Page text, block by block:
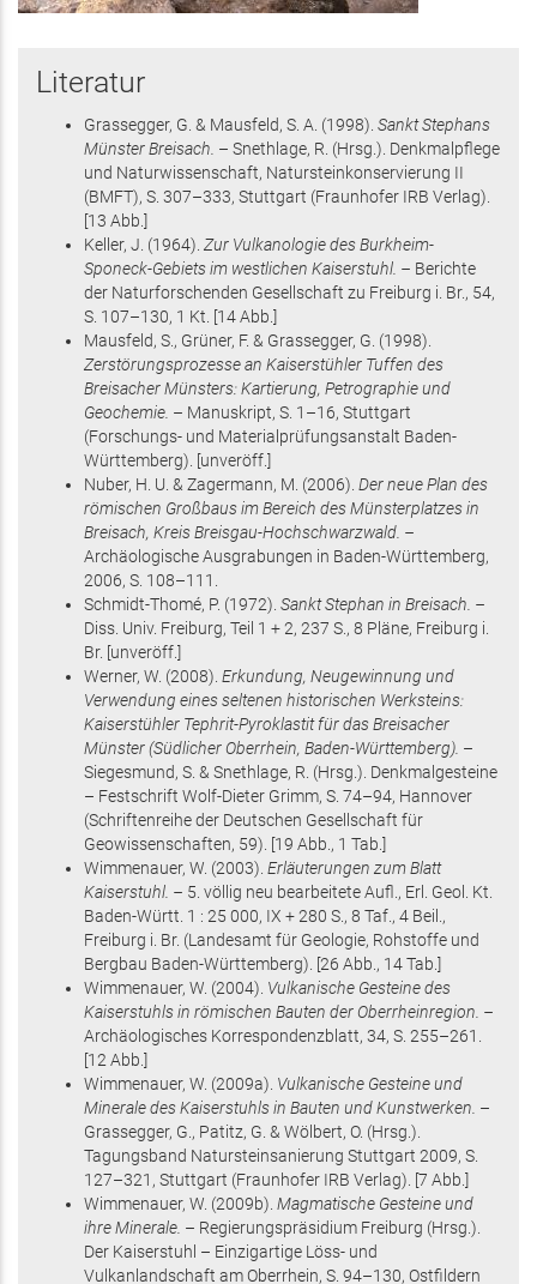
Literatur
Grassegger, G. & Mausfeld, S. A. (1998). Sankt Stephans
Münster Breisach. – Snethlage, R. (Hrsg.). Denkmalpflege
und Naturwissenschaft, Natursteinkonservierung II
(BMFT), S. 307–333, Stuttgart (Fraunhofer IRB Verlag).
[13 Abb.]
Keller, J. (1964). Zur Vulkanologie des Burkheim-
Sponeck-Gebiets im westlichen Kaiserstuhl. – Berichte
der Naturforschenden Gesellschaft zu Freiburg i. Br., 54,
S. 107–130, 1 Kt. [14 Abb.]
Mausfeld, S., Grüner, F. & Grassegger, G. (1998).
Zerstörungsprozesse an Kaiserstühler Tuffen des
Breisacher Münsters: Kartierung, Petrographie und
Geochemie. – Manuskript, S. 1–16, Stuttgart
(Forschungs- und Materialprüfungsanstalt Baden-
Württemberg). [unveröff.]
Nuber, H. U. & Zagermann, M. (2006). Der neue Plan des
römischen Großbaus im Bereich des Münsterplatzes in
Breisach, Kreis Breisgau-Hochschwarzwald. –
Archäologische Ausgrabungen in Baden-Württemberg,
2006, S. 108–111 .
Schmidt-Thomé, P. (1972). Sankt Stephan in Breisach. –
Diss. Univ. Freiburg, Teil 1 + 2, 237 S., 8 Pläne, Freiburg i.
Br. [unveröff.]
Werner, W. (2008). Erkundung, Neugewinnung und
Verwendung eines seltenen historischen Werksteins:
Kaiserstühler Tephrit-Pyroklastit für das Breisacher
Münster (Südlicher Oberrhein, Baden-Württemberg). –
Siegesmund, S. & Snethlage, R. (Hrsg.). Denkmalgesteine
– Festschrift Wolf-Dieter Grimm, S. 74–94, Hannover
(Schriftenreihe der Deutschen Gesellschaft für
Geowissenschaften, 59). [19 Abb., 1 Tab.]
Wimmenauer, W. (2003). Erläuterungen zum Blatt
Kaiserstuhl. – 5. völlig neu bearbeitete Aufl., Erl. Geol. Kt.
Baden-Württ. 1 : 25 000, IX + 280 S., 8 Taf., 4 Beil.,
Freiburg i. Br. (Landesamt für Geologie, Rohstoffe und
Bergbau Baden-Württemberg). [26 Abb., 14 Tab.]
Wimmenauer, W. (2004). Vulkanische Gesteine des
Kaiserstuhls in römischen Bauten der Oberrheinregion. –
Archäologisches Korrespondenzblatt, 34, S. 255–261 .
[12 Abb.]
Wimmenauer, W. (2009a). Vulkanische Gesteine und
Minerale des Kaiserstuhls in Bauten und Kunstwerken. –
Grassegger, G., Patitz, G. & Wölbert, O. (Hrsg.).
Tagungsband Natursteinsanierung Stuttgart 2009, S.
127–321 , Stuttgart (Fraunhofer IRB Verlag). [7 Abb.]
Wimmenauer, W. (2009b). Magmatische Gesteine und
ihre Minerale. – Regierungspräsidium Freiburg (Hrsg.).
Der Kaiserstuhl – Einzigartige Löss- und
Vulkanlandschaft am Oberrhein, S. 94–130, Ostfildern